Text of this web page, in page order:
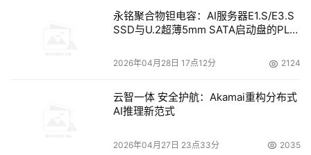
永铭聚合物钽电容：AI服务器E1.S/E3.S
SSD与U.2超薄5mm SATA启动盘的PLP
2026年04月28日 17点12分 2124
云智一体 安全护航：Akamai重构分布式
AI推理新范式
2026年04月27日 23点33分 2035